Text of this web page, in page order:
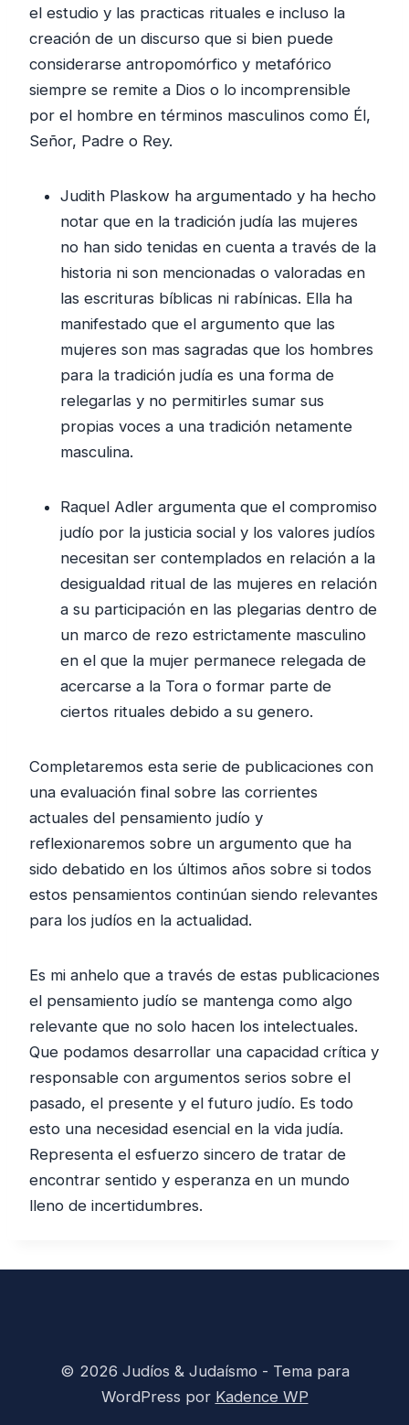
el estudio y las practicas rituales e incluso la
creación de un discurso que si bien puede
considerarse antropomórfico y metafórico
siempre se remite a Dios o lo incomprensible
por el hombre en términos masculinos como Él,
Señor, Padre o Rey.
Judith Plaskow ha argumentado y ha hecho
notar que en la tradición judía las mujeres
no han sido tenidas en cuenta a través de la
historia ni son mencionadas o valoradas en
las escrituras bíblicas ni rabínicas. Ella ha
manifestado que el argumento que las
mujeres son mas sagradas que los hombres
para la tradición judía es una forma de
relegarlas y no permitirles sumar sus
propias voces a una tradición netamente
masculina.
Raquel Adler argumenta que el compromiso
judío por la justicia social y los valores judíos
necesitan ser contemplados en relación a la
desigualdad ritual de las mujeres en relación
a su participación en las plegarias dentro de
un marco de rezo estrictamente masculino
en el que la mujer permanece relegada de
acercarse a la Tora o formar parte de
ciertos rituales debido a su genero.
Completaremos esta serie de publicaciones con
una evaluación final sobre las corrientes
actuales del pensamiento judío y
reflexionaremos sobre un argumento que ha
sido debatido en los últimos años sobre si todos
estos pensamientos continúan siendo relevantes
para los judíos en la actualidad.
Es mi anhelo que a través de estas publicaciones
el pensamiento judío se mantenga como algo
relevante que no solo hacen los intelectuales.
Que podamos desarrollar una capacidad crítica y
responsable con argumentos serios sobre el
pasado, el presente y el futuro judío. Es todo
esto una necesidad esencial en la vida judía.
Representa el esfuerzo sincero de tratar de
encontrar sentido y esperanza en un mundo
lleno de incertidumbres.
© 2026 Judíos & Judaísmo - Tema para
WordPress por Kadence WP